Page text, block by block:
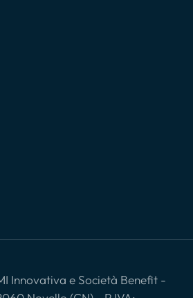
Innovativa e Società Benefit -